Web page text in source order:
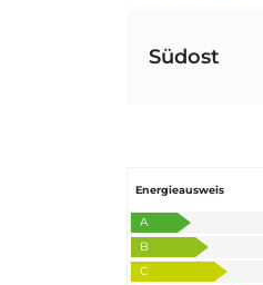
Südost
Energieausweis
A
B
C